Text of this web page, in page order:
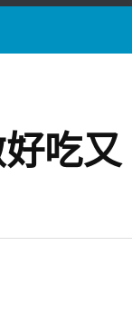
吃又